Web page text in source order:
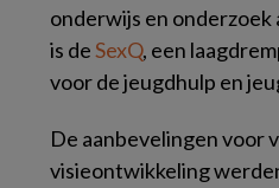
onderwijs en onderzoek
is deSexQ, een
voor de jeugdhulp en
De aanbevelingen voor
visieontwikkeling